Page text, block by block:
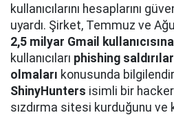
kullanıcılarını hesaplarını
uyardı. Şirket, Temmuz ve
2,5 milyar Gmail kullanıcısına
kullanıcıları phishing
olmaları konusunda
ShinyHunters isimli bir
sızdırma sitesi kurduğunu ve